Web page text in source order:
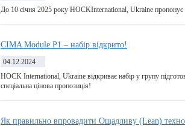
До 10 січня 2025 року HOCKInternational, Ukraine пропонує
CIMA Module P1 – набір відкрито!
04.12.2024
HOCK International, Ukraine відкриває набір у групу
спеціальна цінова пропозиція!
Як правильно впровадити Ощадливу (Lean)